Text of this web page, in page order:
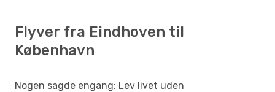
Flyver fra Eindhoven til
København
Nogen sagde engang: Lev livet uden